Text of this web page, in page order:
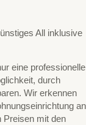
All inklusive
eine professionelle
durch
Wir erkennen
an
Preisen mit den